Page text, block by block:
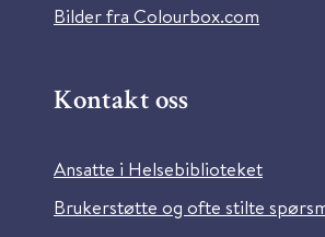
Bilder fra Colourbox.com
Kontakt oss
Ansatte i Helsebiblioteket
Brukerstøtte og ofte stilte